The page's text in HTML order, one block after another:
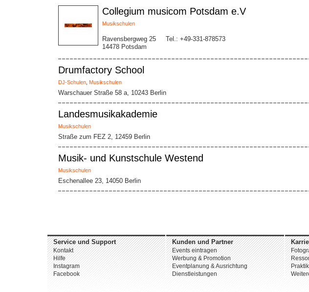
Collegium musicom Potsdam e.V
Musikschulen
Ravensbergweg 25
14478 Potsdam
Tel.: +49-331-878573
Drumfactory School
DJ-Schulen Musikschulen
Warschauer Straße 58 a, 10243 Berlin
Landesmusikakademie
Musikschulen
Straße zum FEZ 2, 12459 Berlin
Musik- und Kunstschule Westend
Musikschulen
Eschenallee 23, 14050 Berlin
Service und Support
Kontakt
Hilfe
Instagram
Facebook
Kunden und Partner
Events eintragen
Werbung & Promotion
Eventplanung & Ausrichtung
Dienstleistungen